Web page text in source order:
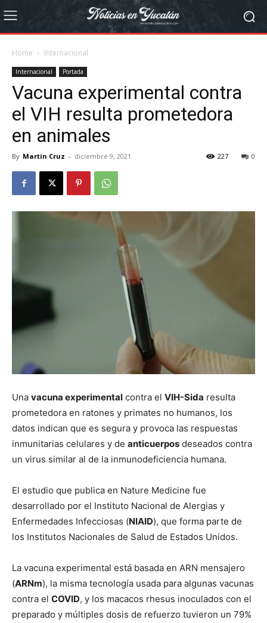
Home Internacional
Internacional Portada
Vacuna experimental contra
el VIH resulta prometedora
en animales
By Martin Cruz - diciembre 9, 2021 0
227
Una vacuna experimental contra el VIH-Sida resulta
prometedora en ratones y primates no humanos, los
datos indican que es segura y provoca las respuestas
inmunitarias celulares y de anticuerpos deseados contra
un virus similar al de la inmunodeficiencia humana.
El estudio que publica en Nature Medicine fue
desarrollado por el Instituto Nacional de Alergias y
Enfermedades Infecciosas (NIAID), que forma parte de
los Institutos Nacionales de Salud de Estados Unidos.
La vacuna experimental está basada en ARN mensajero
(ARNm), la misma tecnología usada para algunas vacunas
contra el COVID, y los macacos rhesus inoculados con el
preparado y múltiples dosis de refuerzo tuvieron un 79%